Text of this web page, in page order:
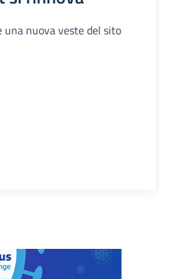
una nuova veste del sito